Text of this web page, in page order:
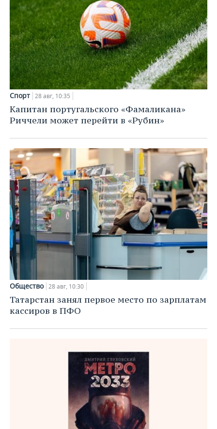
Спорт 28 авг, 10:35
Капитан португальского «Фамаликана»
Риччели может перейти в «Рубин»
Общество 28 авг, 10:30
Татарстан занял первое место по зарплатам
кассиров в ПФО